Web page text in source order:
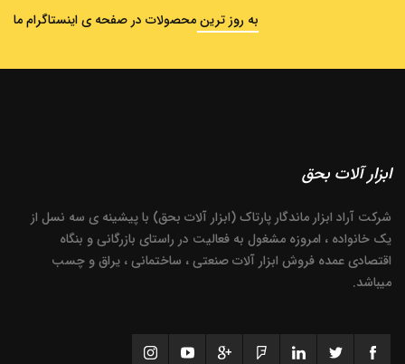
به روز ترین محصولات در صفحه ی اینستاگرام ما
ابزار آلات بحق
شرکت آراد ابزار ماندگار پارتاک (ابزار آلات بحق) با پیشینه ی سه نسل از
یک خانواده ، امروزه مشغول به فعالیت در راستای بازرگانی و بنگاه
اقتصادی عمده فروش ابزار آلات صنعتی ، ساختمانی ، یراق و چسب
میباشد.